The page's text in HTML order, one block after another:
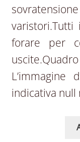
forare per
indicativa null